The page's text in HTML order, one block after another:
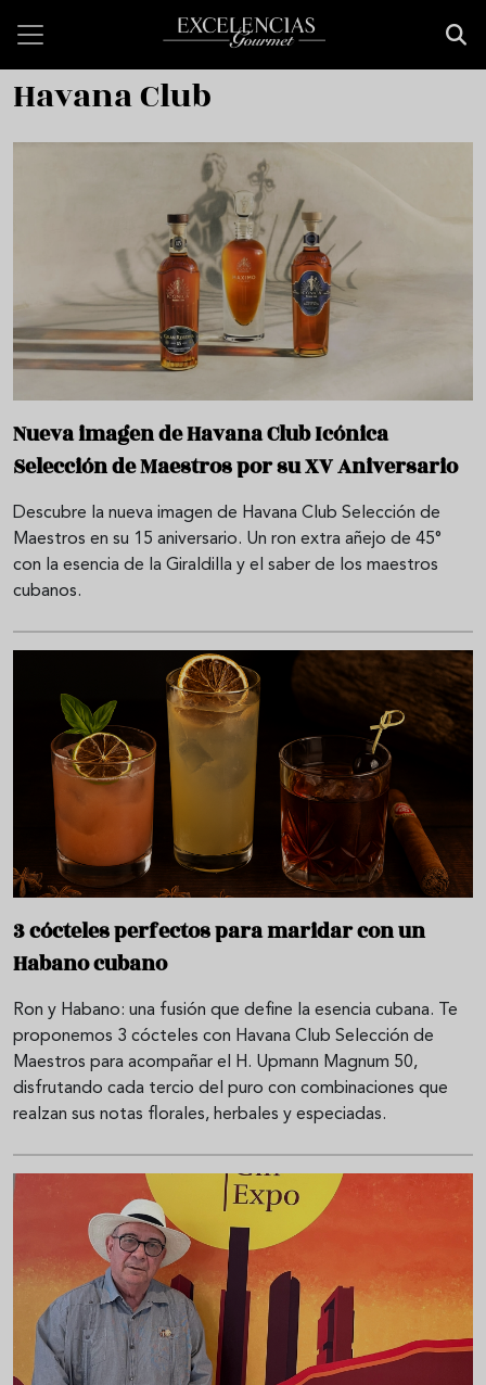
Havana Club
Nueva imagen de Havana Club Icónica
Selección de Maestros por su XV Aniversario
Descubre la nueva imagen de Havana Club Selección de
Maestros en su 15 aniversario. Un ron extra añejo de 45°
con la esencia de la Giraldilla y el saber de los maestros
cubanos.
3 cócteles perfectos para maridar con un
Habano cubano
Ron y Habano: una fusión que define la esencia cubana. Te
proponemos 3 cócteles con Havana Club Selección de
Maestros para acompañar el H. Upmann Magnum 50,
disfrutando cada tercio del puro con combinaciones que
realzan sus notas florales, herbales y especiadas.